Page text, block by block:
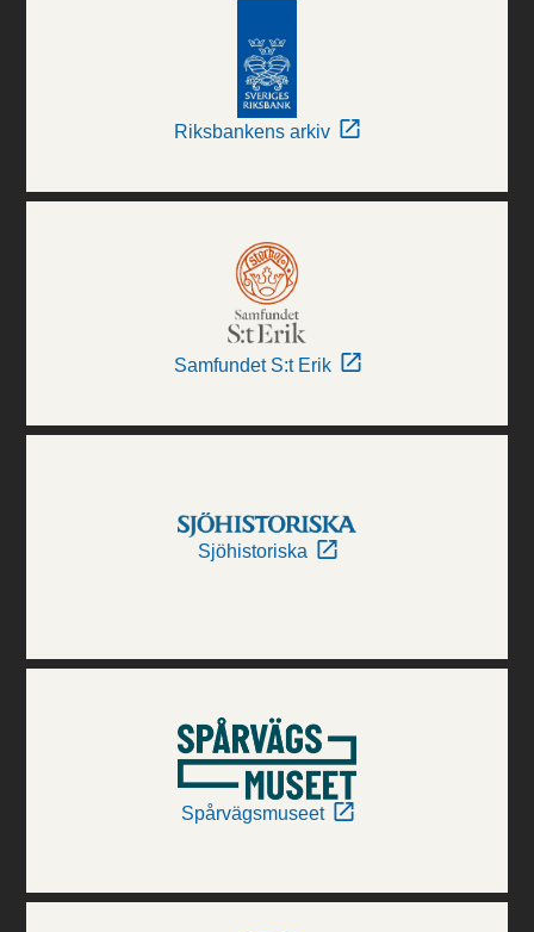
Riksbankens arkiv
Samfundet S:t Erik
Sjöhistoriska
Spårvägsmuseet